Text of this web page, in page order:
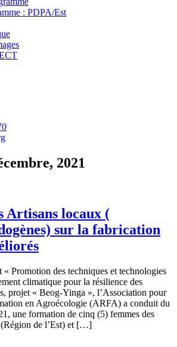
: PDPA/Est
2021
Artisans locaux (
sur la fabrication
« Promotion des techniques et technologies
climatique pour la résilience des
projet « Beog-Yinga », l’Association pour
en Agroécologie (ARFA) a conduit du
une formation de cinq (5) femmes des
de l’Est) et […]